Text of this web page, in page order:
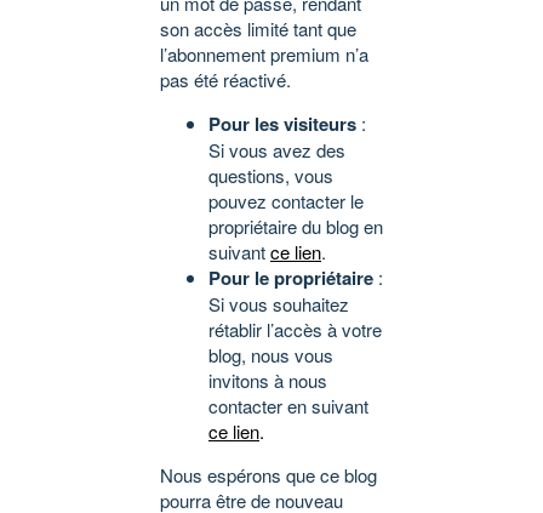
son accès limité tant que
l’abonnement premium n’a
pas été réactivé.
Pour les visiteurs :
Si vous avez des
questions, vous
pouvez contacter le
propriétaire du blog en
suivantce lien.
Pour le propriétaire :
Si vous souhaitez
rétablir l’accès à votre
blog, nous vous
invitons à nous
contacter en suivant
ce lien.
Nous espérons que ce blog
pourra être de nouveau